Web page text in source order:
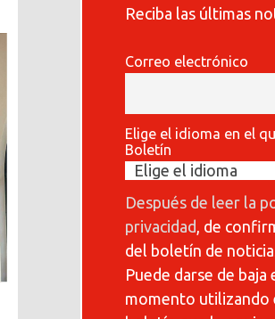
Reciba las últimas
Correo electrónico
Elige el idioma en el
Boletín
Después de leer la
privacidad, de
del boletín de
Puede darse de baja
momento utilizando